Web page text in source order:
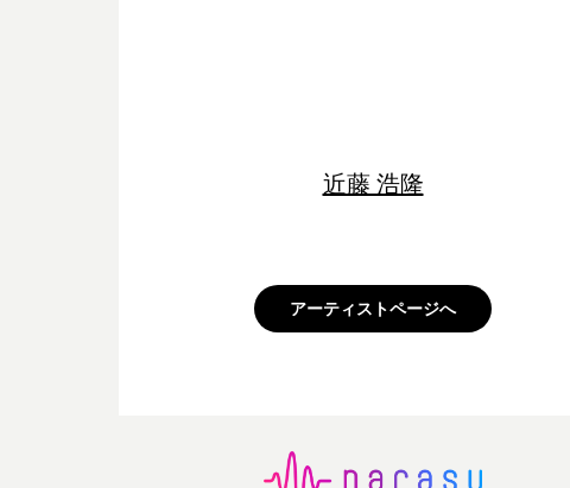
近藤 浩隆
アーティストページへ